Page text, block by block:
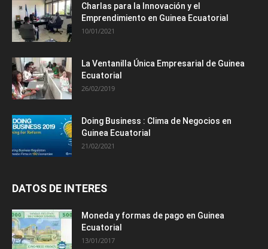
Charlas para la Innovación y el
Emprendimiento en Guinea Ecuatorial
10/01/2021
La Ventanilla Única Empresarial de Guinea
Ecuatorial
26/02/2019
Doing Business : Clima de Negocios en
Guinea Ecuatorial
21/02/2021
DATOS DE INTERES
Moneda y formas de pago en Guinea
Ecuatorial
13/01/2017